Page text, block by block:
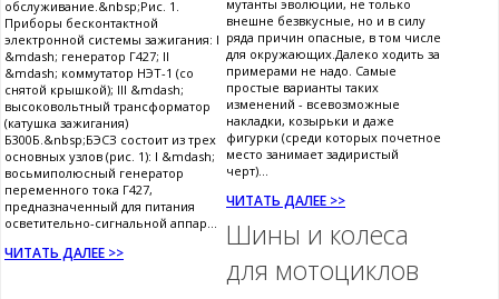
обслуживание.&nbsp;Рис. 1.
Приборы бесконтактной
электронной системы зажигания: I
&mdash; генератор Г427; II
&mdash; коммутатор НЭТ-1 (со
снятой крышкой); III &mdash;
высоковольтный трансформатор
(катушка зажигания)
Б300Б.&nbsp;БЭСЗ состоит из трех
основных узлов (рис. 1): I &mdash;
восьмиполюсный генератор
переменного тока Г427,
предназначенный для питания
осветительно-сигнальной аппар...
ЧИТАТЬ ДАЛЕЕ >>
мутанты эволюции, не только
внешне безвкусные, но и в силу
ряда причин опасные, в том числе
для окружающих.Далеко ходить за
примерами не надо. Самые
простые варианты таких
изменений - всевозможные
накладки, козырьки и даже
фигурки (среди которых почетное
место занимает задиристый
черт)...
ЧИТАТЬ ДАЛЕЕ >>
Шины и колеса
для мотоциклов